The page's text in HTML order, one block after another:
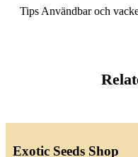
Tips Användbar och
Exotic Seeds Shop